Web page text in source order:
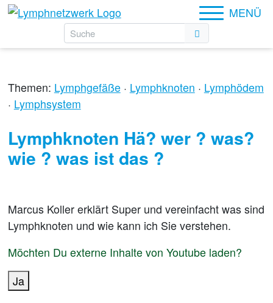
MENÜ
Themen: Lymphgefäße· Lymphknoten · Lymphödem
· Lymphsystem
Lymphknoten Hä? wer ? was?
wie ? was ist das ?
Marcus Koller erklärt Super und vereinfacht was sind
Lymphknoten und wie kann ich Sie verstehen.
Möchten Du externe Inhalte von Youtubeladen?
Ja